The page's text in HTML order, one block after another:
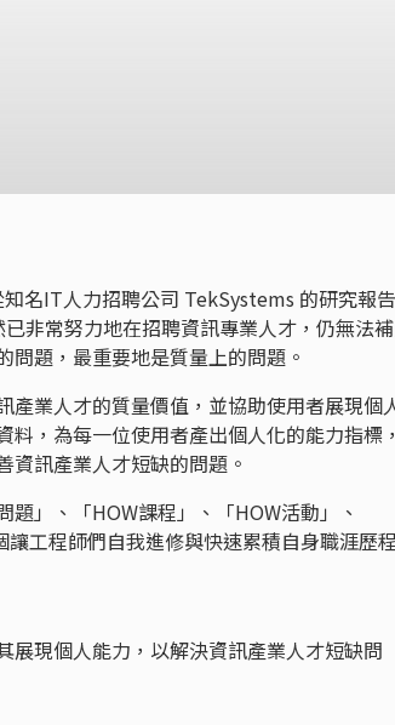
名IT人力招聘公司 TekSystems 的研究報
非常努力地在招聘資訊專業人才，仍無法
題，最重要地是質量上的問題。
業人才的質量價值，並協助使用者展現個
料，為每一位使用者產出個人化的能力指標
資訊產業人才短缺的問題。
」、「HOW課程」、「HOW活動」、
讓工程師們自我進修與快速累積自身職涯歷
展現個人能力，以解決資訊產業人才短缺問